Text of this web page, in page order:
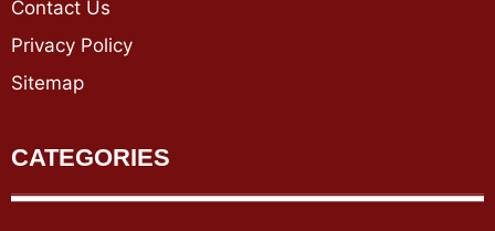
Contact Us
Privacy Policy
Sitemap
CATEGORIES